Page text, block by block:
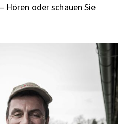
Hören oder schauen Sie